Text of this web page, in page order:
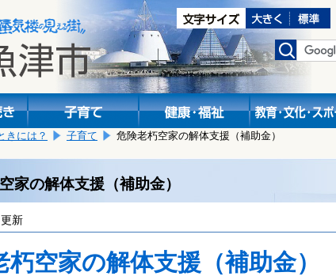
きには？ 子育て 危険老朽空家の解体支援（補助金）
家の解体支援（補助金）
新
朽空家の解体支援 （補助金）